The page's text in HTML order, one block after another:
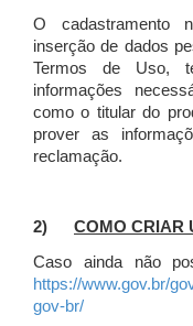
O cadastramento
inserção de dados
Termos de Uso,
informações
como o titular do
prover as
reclamação.
2) COMO CRIAR
Caso ainda não
https://www.gov.br/
gov-br/